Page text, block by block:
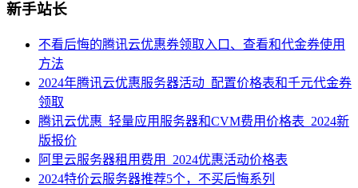
新手站长
不看后悔的腾讯云优惠券领取入口、查看和代金券使用
方法
2024年腾讯云优惠服务器活动_配置价格表和千元代金券
领取
腾讯云优惠_轻量应用服务器和CVM费用价格表_2024新
版报价
阿里云服务器租用费用_2024优惠活动价格表
2024特价云服务器推荐5个，不买后悔系列